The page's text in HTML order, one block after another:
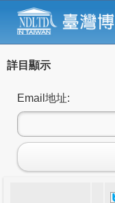
詳目顯示
Email地址: